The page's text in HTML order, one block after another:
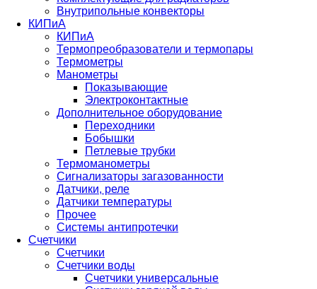
Внутрипольные конвекторы
КИПиА
КИПиА
Термопреобразователи и термопары
Термометры
Манометры
Показывающие
Электроконтактные
Дополнительное оборудование
Переходники
Бобышки
Петлевые трубки
Термоманометры
Сигнализаторы загазованности
Датчики, реле
Датчики температуры
Прочее
Системы антипротечки
Счетчики
Счетчики
Счетчики воды
Счетчики универсальные